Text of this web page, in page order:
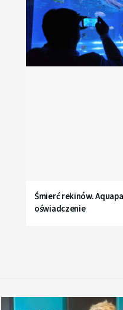
Śmierć rekinów.
oświadczenie